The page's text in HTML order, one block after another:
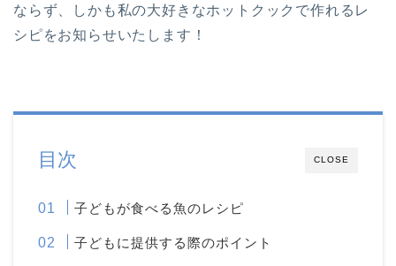
ならず、しかも私の大好きなホットクックで作れるレ
シピをお知らせいたします！
CLOSE
目次
子どもが食べる魚のレシピ
子どもに提供する際のポイント